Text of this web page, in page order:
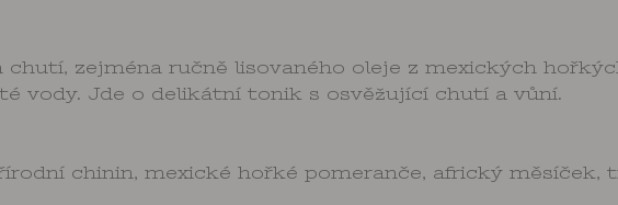
zejména ručně lisovaného oleje z mexických
vody. Jde o delikátní tonik s osvěžující chutí a vůní.
chinin, mexické hořké pomeranče, africký měsíček,